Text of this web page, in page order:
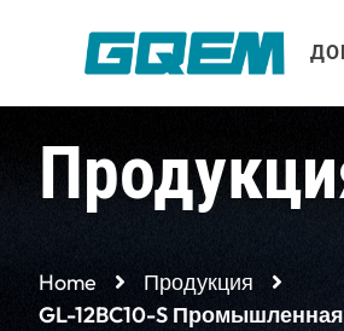
содержимому
Home
Продукция
GL-12BC10-S